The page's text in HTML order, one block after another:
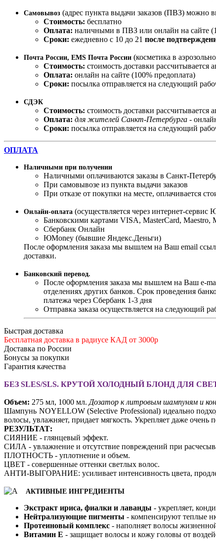
Самовывоз (адрес пункта выдачи заказов (ПВЗ) можно
Стоимость: бесплатно
Оплата: наличными в ПВЗ или онлайн на сайте
Сроки: ежедневно с 10 до 21 после
Почта России, EMS Почта России (косметика в
Стоимость: стоимость доставки рассчитывается
Оплата: онлайн на сайте (100% предоплата)
Сроки: посылка отправляется на следующий
СДЭК
Стоимость: стоимость доставки рассчитывается
Оплата: для жителей Санкт-Петербурга -
Сроки: посылка отправляется на следующий
ОПЛАТА
Наличными при получении
Наличными оплачиваются заказы в Санкт-
При самовывозе из пункта выдачи заказов
При отказе от покупки на месте, оплачивается
Онлайн-оплата (осуществляется через интернет-сервис
Банковскими картами VISA, MasterСard,
Сбербанк Онлайн
ЮMoney (бывшие Яндекс.Деньги)
После оформления заказа мы вышлем на Ваш email
доставки.
Банковский перевод.
После оформления заказа мы вышлем на Ваш e-
отделениях других банков. Срок проведения
платежа через Сбербанк 1-3 дня
Отправка заказа осуществляется на следующий
Быстрая доставка
Бесплатная доставка в радиусе КАД от 3000р
Доставка по России
Бонусы за покупки
Гарантия качества
БЕЗ SLES/SLS. КРУТОЙ ХОЛОДНЫЙ БЛОНД ДЛЯ
Объем: 275 мл, 1000 мл. Дозатор к литровым шампуням и
Шампунь NOYELLOW (Selective Professional) идеально
волосы, увлажняет, придает мягкость. Укрепляет даже
РЕЗУЛЬТАТ:
СИЯНИЕ - глянцевый эффект.
СИЛА - увлажнение и отсутствие повреждений при
ПЛОТНОСТЬ - уплотнение и объем.
ЦВЕТ - совершенные оттенки светлых волос.
АНТИ-ВЫГОРАНИЕ: усиливает интенсивность цвета,
АКТИВНЫЕ ИНГРЕДИЕНТЫ
Экстракт ириса, фиалки и лаванды - укрепляет,
Нейтрализующие пигменты - компенсируют теплые
Протеиновый комплекс - наполняет волосы
Витамин Е - защищает волосы и кожу головы от